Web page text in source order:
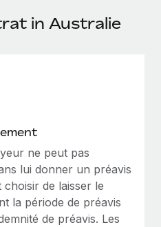
sur les RH à
de présélection des
de la tech
de partenariat
automatisations assistées par
les talents
in Australie
ne peut pas
lui donner un préavis
de laisser le
la période de préavis
de préavis. Les